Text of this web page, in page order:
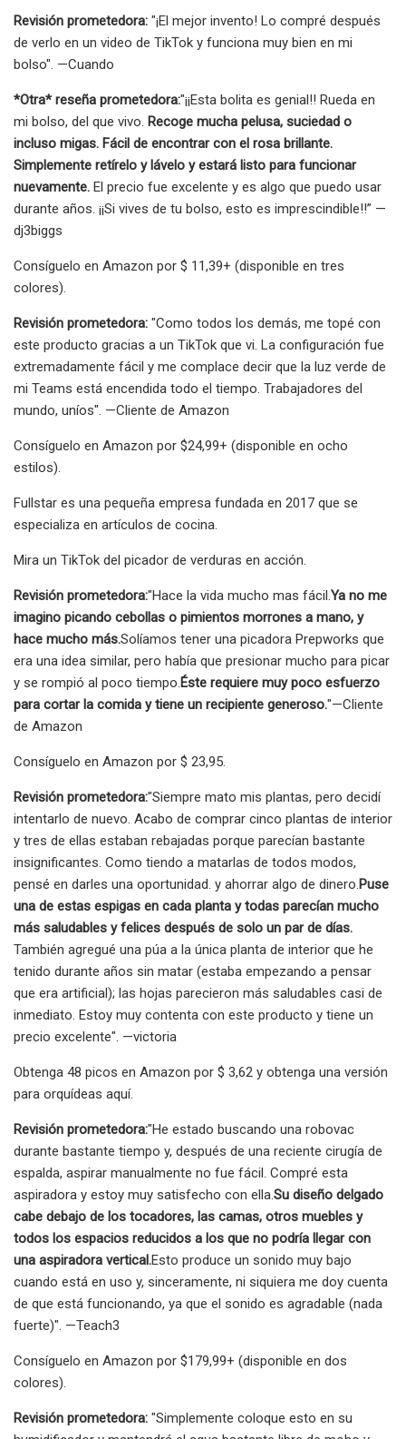
Revisión prometedora: "¡El mejor invento! Lo compré después
de verlo en un video de TikTok y funciona muy bien en mi
bolso". —Cuando
*Otra* reseña prometedora:"¡¡Esta bolita es genial!! Rueda en
mi bolso, del que vivo. Recoge mucha pelusa, suciedad o
incluso migas. Fácil de encontrar con el rosa brillante.
Simplemente retírelo y lávelo y estará listo para funcionar
nuevamente. El precio fue excelente y es algo que puedo usar
durante años. ¡¡Si vives de tu bolso, esto es imprescindible!!” —
dj3biggs
Consíguelo en Amazon por $ 11,39+ (disponible en tres
colores).
Revisión prometedora: "Como todos los demás, me topé con
este producto gracias a un TikTok que vi. La configuración fue
extremadamente fácil y me complace decir que la luz verde de
mi Teams está encendida todo el tiempo. Trabajadores del
mundo, uníos". —Cliente de Amazon
Consíguelo en Amazon por $24,99+ (disponible en ocho
estilos).
Fullstar es una pequeña empresa fundada en 2017 que se
especializa en artículos de cocina.
Mira un TikTok del picador de verduras en acción.
Revisión prometedora:"Hace la vida mucho mas fácil.Ya no me
imagino picando cebollas o pimientos morrones a mano, y
hace mucho más.Solíamos tener una picadora Prepworks que
era una idea similar, pero había que presionar mucho para picar
y se rompió al poco tiempo.Éste requiere muy poco esfuerzo
para cortar la comida y tiene un recipiente generoso."—Cliente
de Amazon
Consíguelo en Amazon por $ 23,95.
Revisión prometedora:"Siempre mato mis plantas, pero decidí
intentarlo de nuevo. Acabo de comprar cinco plantas de interior
y tres de ellas estaban rebajadas porque parecían bastante
insignificantes. Como tiendo a matarlas de todos modos,
pensé en darles una oportunidad. y ahorrar algo de dinero.Puse
una de estas espigas en cada planta y todas parecían mucho
más saludables y felices después de solo un par de días.
También agregué una púa a la única planta de interior que he
tenido durante años sin matar (estaba empezando a pensar
que era artificial); las hojas parecieron más saludables casi de
inmediato. Estoy muy contenta con este producto y tiene un
precio excelente". —victoria
Obtenga 48 picos en Amazon por $ 3,62 y obtenga una versión
para orquídeas aquí.
Revisión prometedora:"He estado buscando una robovac
durante bastante tiempo y, después de una reciente cirugía de
espalda, aspirar manualmente no fue fácil. Compré esta
aspiradora y estoy muy satisfecho con ella.Su diseño delgado
cabe debajo de los tocadores, las camas, otros muebles y
todos los espacios reducidos a los que no podría llegar con
una aspiradora vertical.Esto produce un sonido muy bajo
cuando está en uso y, sinceramente, ni siquiera me doy cuenta
de que está funcionando, ya que el sonido es agradable (nada
fuerte)". —Teach3
Consíguelo en Amazon por $179,99+ (disponible en dos
colores).
Revisión prometedora: "Simplemente coloque esto en su